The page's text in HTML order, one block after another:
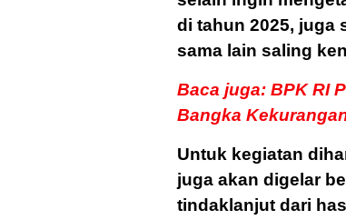
di tahun 2025, juga
sama lain saling
Baca juga: BPK RI
Bangka
Untuk kegiatan
juga akan digelar
tindaklanjut dari